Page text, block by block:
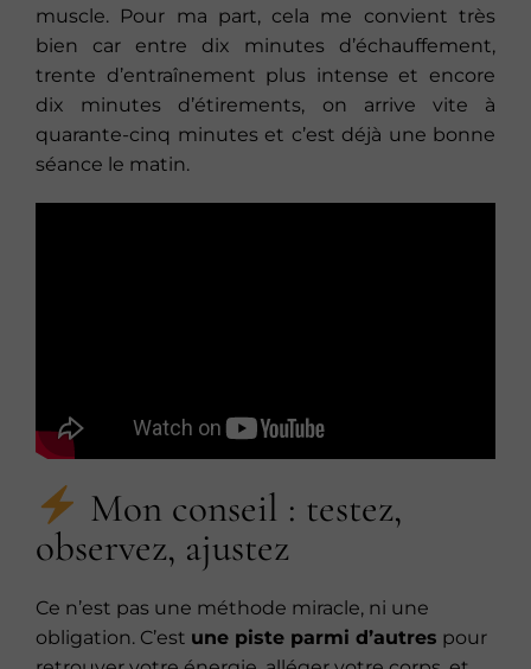
muscle. Pour ma part, cela me convient très
bien car entre dix minutes d’échauffement,
trente d’entraînement plus intense et encore
dix minutes d’étirements, on arrive vite à
quarante-cinq minutes et c’est déjà une bonne
séance le matin.
Mon conseil : testez,
observez, ajustez
Ce n’est pas une méthode miracle, ni une
obligation. C’est une piste parmi d’autres pour